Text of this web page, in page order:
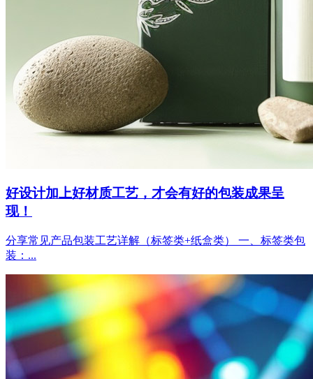
好设计加上好材质工艺，才会有好的包装成果呈
现！
分享常见产品包装工艺详解（标签类+纸盒类） 一、标签类包
装：...